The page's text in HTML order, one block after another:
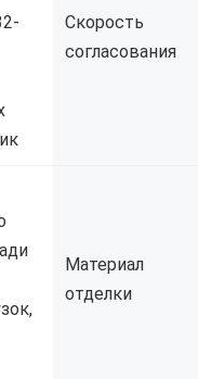
Скорость
согласования
Материал
отделки